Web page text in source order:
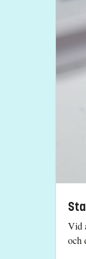
Vid
och